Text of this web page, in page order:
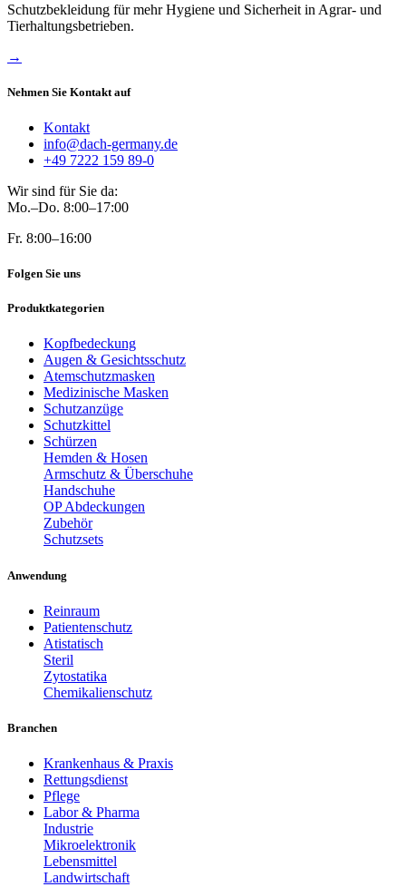
Schutzbekleidung für mehr Hygiene und Sicherheit in Agrar- und
Tierhaltungsbetrieben.
→
Nehmen Sie Kontakt auf
Kontakt
info@dach-germany.de
+49 7222 159 89-0
Wir sind für Sie da:
Mo.–Do. 8:00–17:00
Fr. 8:00–16:00
Folgen Sie uns
Produktkategorien
Kopfbedeckung
Augen & Gesichtsschutz
Atemschutzmasken
Medizinische Masken
Schutzanzüge
Schutzkittel
Schürzen
Hemden & Hosen
Armschutz & Überschuhe
Handschuhe
OP Abdeckungen
Zubehör
Schutzsets
Anwendung
Reinraum
Patientenschutz
Atistatisch
Steril
Zytostatika
Chemikalienschutz
Branchen
Krankenhaus & Praxis
Rettungsdienst
Pflege
Labor & Pharma
Industrie
Mikroelektronik
Lebensmittel
Landwirtschaft